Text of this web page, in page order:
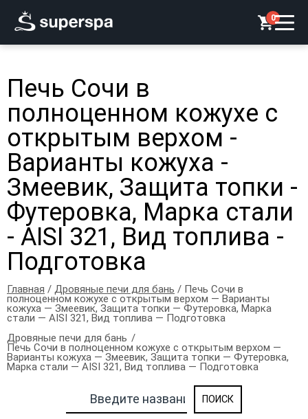
0
Печь Сочи в
полноценном кожухе с
открытым верхом -
Варианты кожуха -
Змеевик, Защита топки -
Футеровка, Марка стали
- AISI 321, Вид топлива -
Подготовка
Главная / Дровяные печи для бань / Печь Сочи в
полноценном кожухе с открытым верхом — Варианты
кожуха — Змеевик, Защита топки — Футеровка, Марка
стали — AISI 321, Вид топлива — Подготовка
Дровяные печи для бань
Печь Сочи в полноценном кожухе с открытым верхом —
Варианты кожуха — Змеевик, Защита топки — Футеровка,
Марка стали — AISI 321, Вид топлива — Подготовка